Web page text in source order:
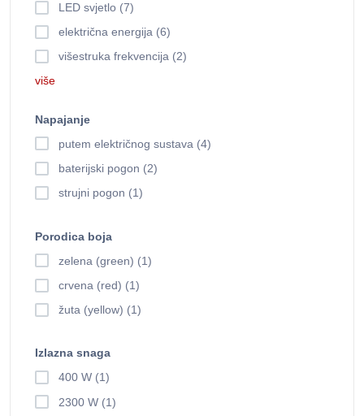
LED svjetlo (7)
električna energija (6)
višestruka frekvencija (2)
više
Napajanje
putem električnog sustava (4)
baterijski pogon (2)
strujni pogon (1)
Porodica boja
zelena (green) (1)
crvena (red) (1)
žuta (yellow) (1)
Izlazna snaga
400 W (1)
2300 W (1)